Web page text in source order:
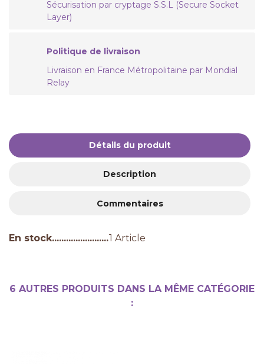
Sécurisation par cryptage S.S.L (Secure Socket
Layer)
Politique de livraison
Livraison en France Métropolitaine par Mondial
Relay
Détails du produit
Description
Commentaires
En stock 1 Article
6 AUTRES PRODUITS DANS LA MÊME CATÉGORIE
: